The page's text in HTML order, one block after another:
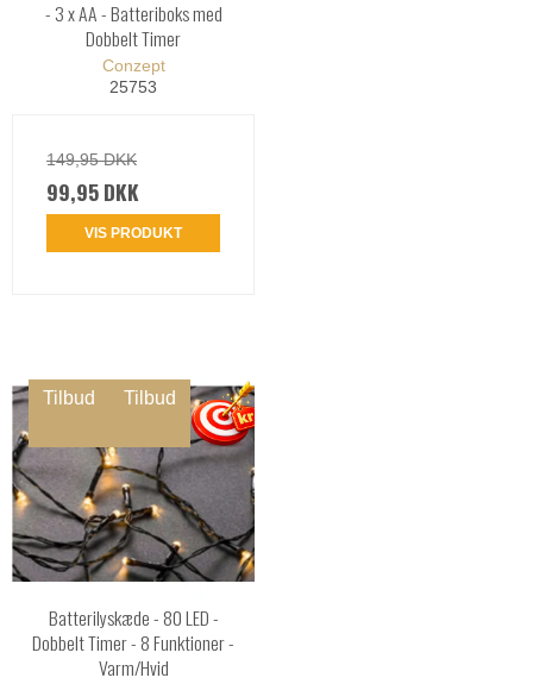
- 3 x AA - Batteriboks med
Dobbelt Timer
Conzept
25753
149,95 DKK
99,95 DKK
VIS PRODUKT
Tilbud Tilbud
Batterilyskæde - 80 LED -
Dobbelt Timer - 8 Funktioner -
Varm/Hvid